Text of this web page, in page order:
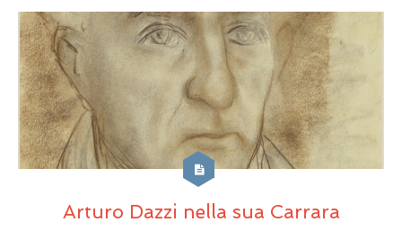
Arturo Dazzi nella sua Carrara